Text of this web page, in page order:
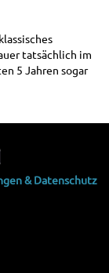
tatsächlich im
5 Jahren sogar
& Datenschutz